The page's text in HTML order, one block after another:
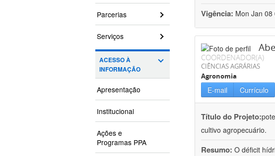
Parcerias
Serviços
ACESSO À
INFORMAÇÃO
Apresentação
Institucional
Ações e
Programas PPA
Vigência: Mon Jan
COORDENADOR(A)
CIÊNCIAS AGRÁRIAS
Agronomia
E-mail Currículo
Título do Projeto:
cultivo agropecuário.
Resumo: O déficit